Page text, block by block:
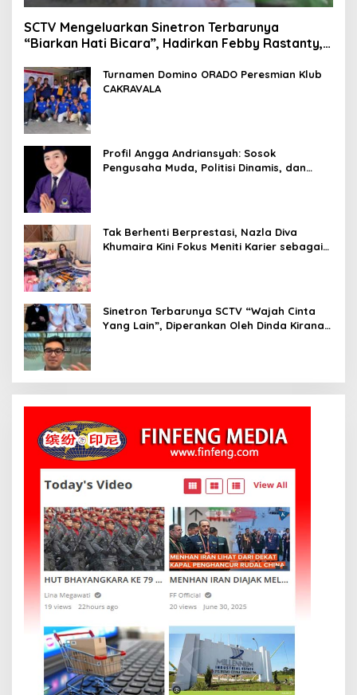
SCTV Mengeluarkan Sinetron Terbarunya
“Biarkan Hati Bicara”, Hadirkan Febby Rastanty,
Turnamen Domino ORADO Peresmian Klub
CAKRAVALA
Profil Angga Andriansyah: Sosok
Pengusaha Muda, Politisi Dinamis, dan
Tak Berhenti Berprestasi, Nazla Diva
Khumaira Kini Fokus Meniti Karier sebagai
Sinetron Terbarunya SCTV “Wajah Cinta
Yang Lain”, Diperankan Oleh Dinda Kirana,